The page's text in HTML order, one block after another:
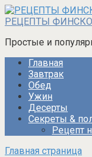
Перейти
к
РЕЦЕПТЫ
Простые и
Главная
Завтрак
Обед
Ужин
Десерты
Секреты &
Рецепт
Главная страница